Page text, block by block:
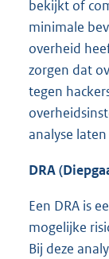
bekijkt of
minimale
overheid
zorgen dat
tegen
analyse
DRA
Een DRA is
mogelijke
Bij deze